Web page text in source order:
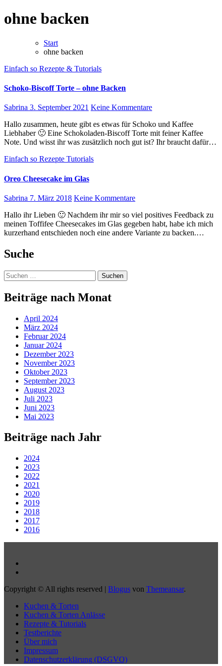
ohne backen
Start
ohne backen
Einfach so Rezepte & Tutorials
Schoko-Biscoff Torte – ohne Backen
Sabrina 3. September 2021 Keine Kommentare
Hallo zusammen, heute gibt es etwas für Schoko und Kaffee
Liebhaber 🙂 Eine Schokoladen-Biscoff Torte mit feiner Kaffee
Note. Und wisst ihr was zusätzlich noch gut ist? Ihr braucht dafür…
Einfach so Rezepte Tutorials
Oreo Cheesecake im Glas
Sabrina 7. März 2018 Keine Kommentare
Hallo ihr Lieben 🙂 Nachdem ihr mir so viel positives Feedback zu
meinen Toffifee Cheesecakes im Glas gegeben habt, habe ich mich
kurzerhand entschieden noch eine andere Variante zu backen.…
Suche
Suchen
nach:
Beiträge nach Monat
April 2024
März 2024
Februar 2024
Januar 2024
Dezember 2023
November 2023
Oktober 2023
September 2023
August 2023
Juli 2023
Juni 2023
Mai 2023
Beiträge nach Jahr
2024
2023
2022
2021
2020
2019
2018
2017
2016
Copyright © All rights reserved | Blogus von Themeansar.
Kuchen & Torten
Kuchen & Torten Anlässe
Rezepte & Tutorials
Testberichte
Über mich
Impressum
Datenschutzerklärung (DSGVO)